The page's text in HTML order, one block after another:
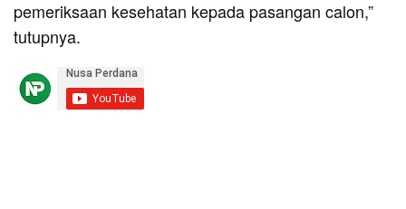
pemeriksaan kesehatan kepada pasangan calon,”
tutupnya.